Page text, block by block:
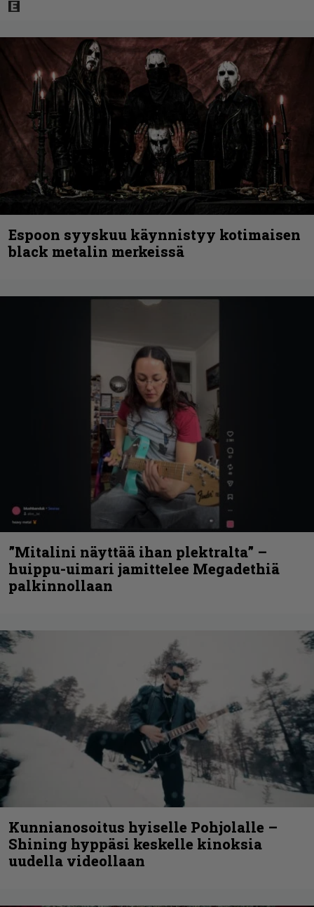
Espoon syyskuu käynnistyy kotimaisen
black metalin merkeissä
”Mitalini näyttää ihan plektralta” –
huippu-uimari jamittelee Megadethiä
palkinnollaan
Kunnianosoitus hyiselle Pohjolalle –
Shining hyppäsi keskelle kinoksia
uudella videollaan